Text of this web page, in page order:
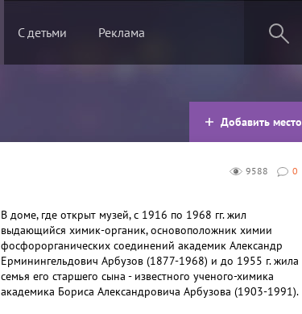
С детьми Реклама
Добавить место
0
9588
В доме, где открыт музей, с 1916 по 1968 гг. жил
выдающийся химик-органик, основоположник химии
фосфорорганических соединений академик Александр
Ерминингельдович Арбузов (1877-1968) и до 1955 г. жила
семья его старшего сына - известного ученого-химика
академика Бориса Александровича Арбузова (1903-1991).